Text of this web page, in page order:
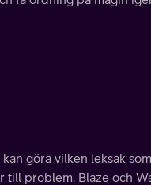
göra vilken leksak
till problem. Blaze och